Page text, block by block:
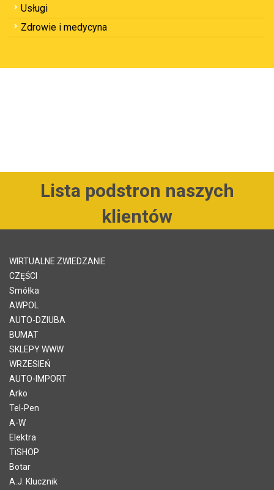
Usługi
Zdrowie i medycyna
Lista podstron naszych
klientów
WIRTUALNE ZWIEDZANIE
CZĘŚCI
Smółka
AWPOL
AUTO-DZIUBA
BUMAT
SKLEPY WWW
WRZESIEŃ
AUTO-IMPORT
Arko
Tel-Pen
A-W
Elektra
TiSHOP
Botar
A.J. Klucznik